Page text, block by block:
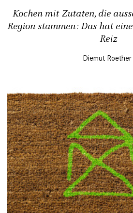
Kochen mit Zutaten, die
Region stammen: Das hat
Reiz
Diemut Roether